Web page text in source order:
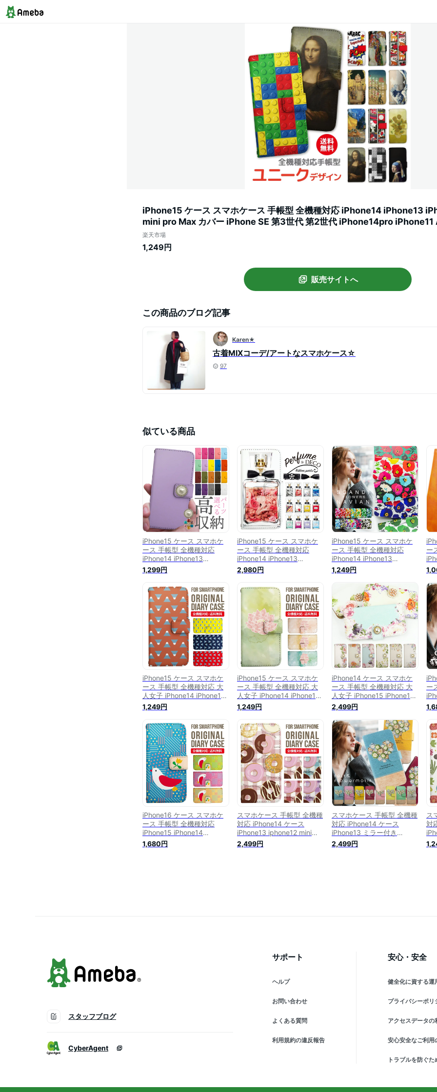
iPhone15 ケース スマホケース 手帳型 全機種対応 iPhone14 iPhone13
mini pro Max カバー iPhone SE 第3世代 第2世代 iPhone14pro iPhone11
sense8 wish 2 sense6 sense7 iphoneケース 韓国 galaxy a53 s23 s22
iv v グーグルピクセル8 1140
楽天市場
1,249円
販売サイトへ
この商品のブログ記事
Karen★
古着MIXコーデ/アートなスマホケース☆
97
似ている商品
iPhone15 ケース スマホケ
ース 手帳型 全機種対応
iPhone14 iPhone13
iPhone12 mini pro Max カ
バー iPhone SE 第3世代 第2
世代 iPhone14pro iPhone11
AQUOS sense8 wish 2
sense6 sense7 iphoneケー
ス 韓国 galaxy a53 s23
s22 xperia 10 iv v グーグル
ピクセル8 2014
1,299円
iPhone15 ケース スマホケ
ース 手帳型 全機種対応
iPhone14 iPhone13
iPhone12 mini pro Max カ
バー iPhone SE 第3世代 第2
AQUOS sense8 wish 2
sense6 sense7 iphoneケー
ス 韓国 galaxy a53 s23
s22 xperia 10 iv v グーグル
ピクセル8 4
2,980円
iPhone15 ケース スマホケ
ース 手帳型 全機種対応
iPhone14 iPhone13
iPhone12 mini pro Max 母
の日 iPhone SE 第3世代 第2
世代 iPhone14pro iPhone11
AQUOS sense8 wish 2
sense6 sense7 iphoneケー
ス 韓国 galaxy a53 s23
s22 xperia 10 iv v グーグル
ピクセル8 2
1,249円
ー
バ
世
ス
ピ
iPhone15 ケース スマホケ
ース 手帳型 全機種対応 大
人女子 iPhone14 iPhone13
iPhone12 mini pro Max カ
バー iPhone SE 第3世代 第2
世代 iPhone14pro iPhone11
AQUOS wish 2 sense6
sense7 iphoneケース 韓国
galaxy a53 s23 s22 xperia
10 1 iv v 3503
1,249円
iPhone15 ケース スマホケ
ース 手帳型 全機種対応 大
人女子 iPhone14 iPhone13
iPhone12 mini pro Max カ
バー iPhone SE 第3世代 第2
世代 iPhone14pro iPhone11
AQUOS wish 2 sense6
sense7 iphoneケース 韓国
galaxy a53 s23 s22 xperia
10 1 iv v 4305
1,249円
iPhone14 ケース スマホケ
ース 手帳型 全機種対応 大
人女子 iPhone15 iPhone13
iPhone12 mini pro Max カ
バー iPhone SE 第3世代 第2
世代 iPhone14pro iPhone11
AQUOS wish 2 sense6
sense7 iphoneケース 韓国
galaxy a53 s23 s22 xperia
10 1 iv v 5988
2,499円
ー
バ
iPhone16 ケース スマホケ
ース 手帳型 全機種対応
iPhone15 iPhone14
iPhone13 mini pro Max カ
バー iPhone SE 第3世代 第2
1,680円
スマホケース 手帳型 全機種
対応 iPhone14 ケース
iPhone13 iphone12 mini
pro Max カバー iPhone SE
第3世代 第2世代 iPhone 11
2,499円
スマホケース 手帳型 全機種
対応 iPhone14 ケース
iPhone13 ミラー付き
iphone12 mini pro Max カ
バー iPhone SE 第3世代 第2
2,499円
ス
対
第
スタッフブログ
CyberAgent
サポート
ヘルプ
お問い合わせ
よくある質問
利用規約の違反報告
安心・安全
健全化に資する運
プライバシーポリ
アクセスデータの
安心安全なご利用
トラブルを防ぐた